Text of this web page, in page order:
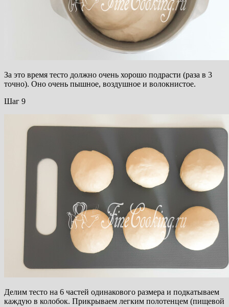
За это время тесто должно очень хорошо подрасти (раза в 3
точно). Оно очень пышное, воздушное и волокнистое.
Шаг 9
Делим тесто на 6 частей одинакового размера и подкатываем
каждую в колобок. Прикрываем легким полотенцем (пищевой